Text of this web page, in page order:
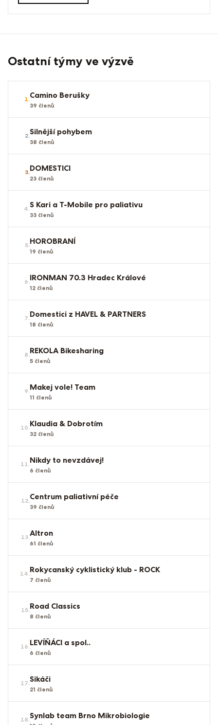
Ostatní týmy ve výzvě
1.Camino Berušky
39 členů
2.Silnější pohybem
38 členů
3.DOMESTICI
23 členů
4.S Kari a T-Mobile pro paliativu
33 členů
5.HOROBRANÍ
19 členů
6.IRONMAN 70.3 Hradec Králové
12 členů
7.Domestici z HAVEL & PARTNERS
18 členů
8.REKOLA Bikesharing
5 členů
9.Makej vole! Team
11 členů
10.Klaudia & Dobrotím
32 členů
11.Nikdy to nevzdávej!
6 členů
12.Centrum paliativní péče
39 členů
13.Altron
61 členů
14.Rokycanský cyklistický klub - ROCK
7 členů
15.Road Classics
8 členů
16.LEVÍŇÁCI a spol..
6 členů
17.Sikáči
21 členů
18.Synlab team Brno Mikrobiologie